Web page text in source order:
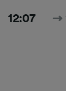
12:07